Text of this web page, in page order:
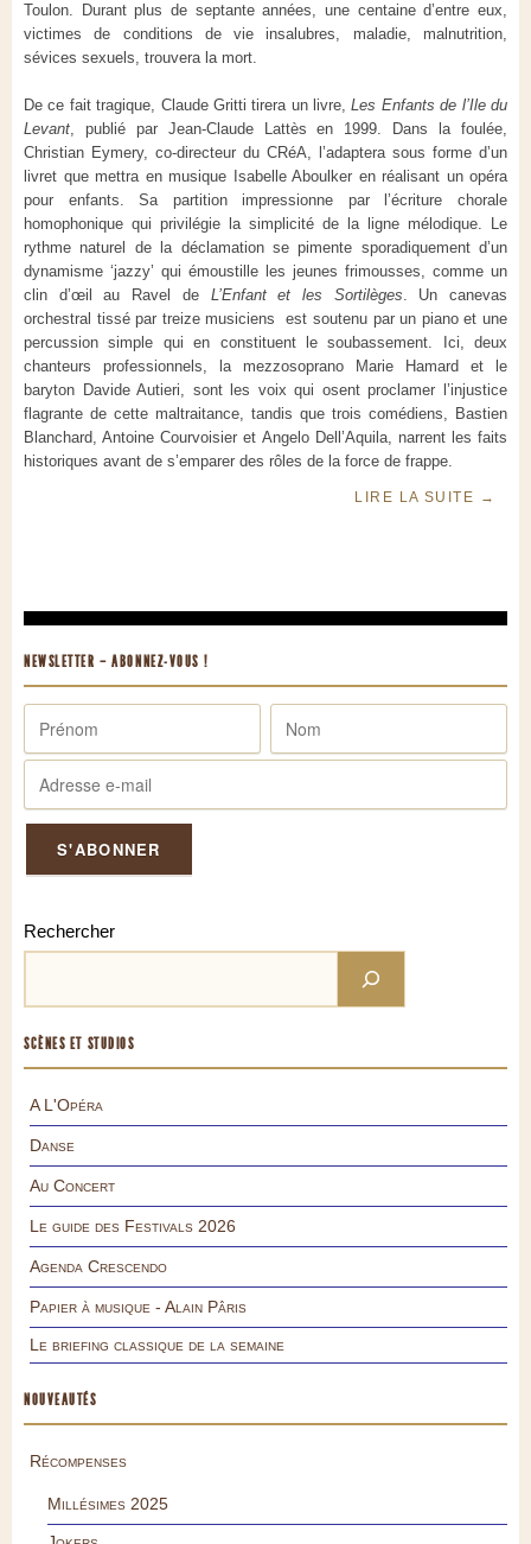
Toulon. Durant plus de septante années, une centaine d’entre eux,
victimes de conditions de vie insalubres, maladie, malnutrition,
sévices sexuels, trouvera la mort.
De ce fait tragique, Claude Gritti tirera un livre,Les Enfants de l’Ile du
Levant, publié par Jean-Claude Lattès en 1999. Dans la foulée,
Christian Eymery, co-directeur du CRéA, l’adaptera sous forme d’un
livret que mettra en musique Isabelle Aboulker en réalisant un opéra
pour enfants. Sa partition impressionne par l’écriture chorale
homophonique qui privilégie la simplicité de la ligne mélodique. Le
rythme naturel de la déclamation se pimente sporadiquement d’un
dynamisme ‘jazzy’ qui émoustille les jeunes frimousses, comme un
clin d’œil au Ravel de L’Enfant et les Sortilèges. Un canevas
orchestral tissé par treize musiciens est soutenu par un piano et une
percussion simple qui en constituent le soubassement. Ici, deux
chanteurs professionnels, la mezzosoprano Marie Hamard et le
baryton Davide Autieri, sont les voix qui osent proclamer l’injustice
flagrante de cette maltraitance, tandis que trois comédiens, Bastien
Blanchard, Antoine Courvoisier et Angelo Dell’Aquila, narrent les faits
historiques avant de s’emparer des rôles de la force de frappe.
LIRE LA SUITE →
NEWSLETTER – ABONNEZ-VOUS !
Rechercher
SCÈNES ET STUDIOS
A L'Opéra
Danse
Au Concert
Le guide des Festivals 2026
Agenda Crescendo
Papier à musique - Alain Pâris
Le briefing classique de la semaine
NOUVEAUTÉS
Récompenses
Millésimes 2025